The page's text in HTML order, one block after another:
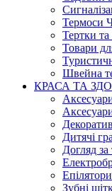
Термоси
Тертки та
Товари
Швейна
КРАСА ТА
Дитячі
Догляд за
Епілятори
Зубні